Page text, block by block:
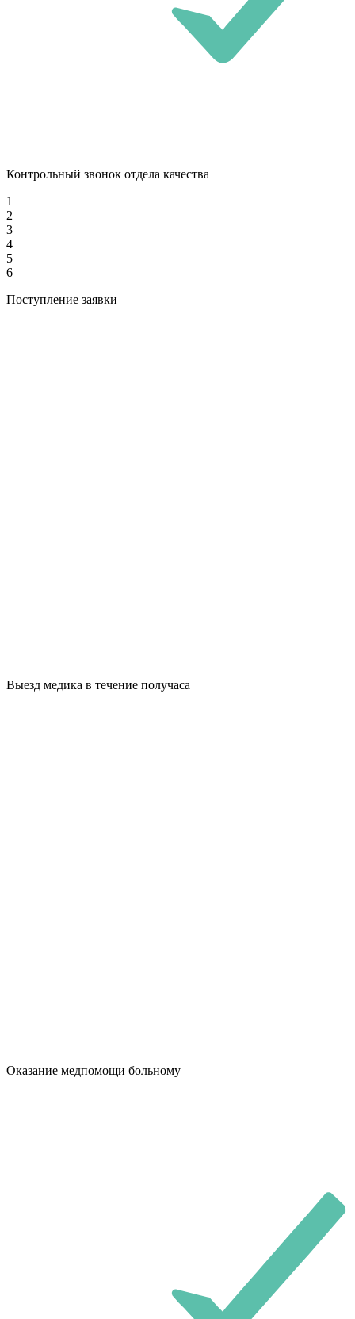
Контрольный звонок отдела качества
1
2
3
4
5
6
Поступление заявки
Выезд медика в течение получаса
Оказание медпомощи больному